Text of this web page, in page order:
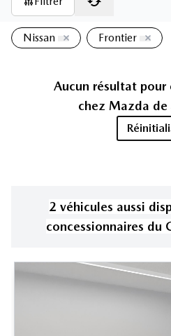
Nissan Frontier
Aucun résultat pour
chez Mazda de
2 véhicules aussi
concessionnaires du